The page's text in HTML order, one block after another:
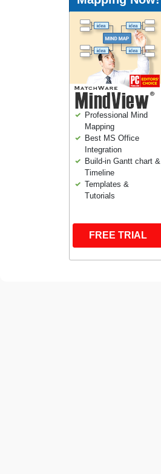
Professional Mind
Mapping
Best MS Office
Integration
Build-in Gantt chart &
Timeline
Templates &
Tutorials
FREE TRIAL